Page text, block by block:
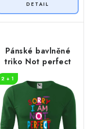
Pánské bavlněné
triko Not perfect
2 + 1